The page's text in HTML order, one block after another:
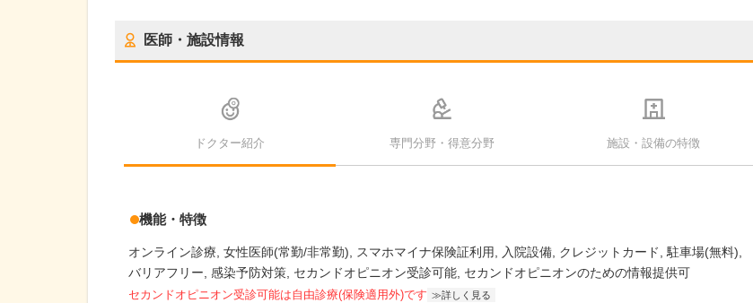
医師・施設情報
ドクター紹介 専門分野・得意分野 施設・設備の特徴
機能・特徴
オンライン診療 女性医師(常勤/非常勤) スマホマイナ保険証利用 入院設備 クレジットカード
駐車場(無料)
バリアフリー 感染予防対策 セカンドオピニオン受診可能 セカンドオピニオンのための情報提供可
セカンドオピニオン受診可能は自由診療(保険適用外)です 詳しく見る